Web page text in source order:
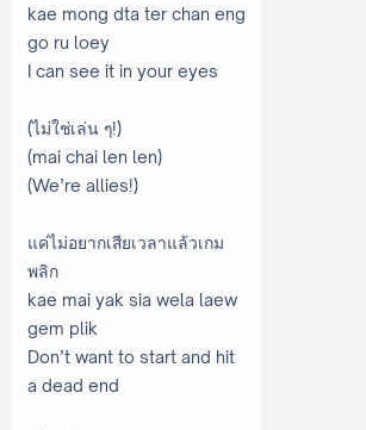
kae mong dta ter chan eng
go ru loey
I can see it in your eyes
(ไม่ใช่เล่น ๆ!)
(mai chai len len)
(We’re allies!)
แค่ไม่อยากเสียเวลาแล้วเกม
พลิก
kae mai yak sia wela laew
gem plik
Don’t want to start and hit
a dead end